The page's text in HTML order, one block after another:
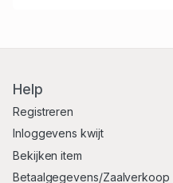
Help
Registreren
Inloggevens kwijt
Bekijken item
Betaalgegevens/Zaalverkoop